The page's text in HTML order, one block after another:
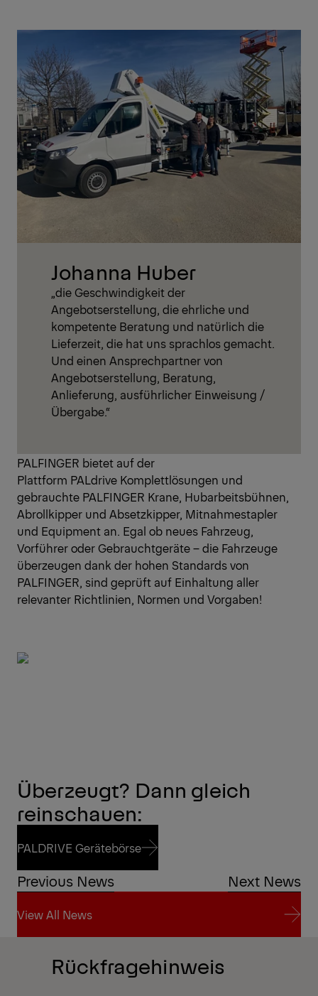
Johanna Huber
„die Geschwindigkeit der
Angebotserstellung, die ehrliche und
kompetente Beratung und natürlich die
Lieferzeit, die hat uns sprachlos gemacht.
Und einen Ansprechpartner von
Angebotserstellung, Beratung,
Anlieferung, ausführlicher Einweisung /
Übergabe.“
PALFINGER bietet auf der
Plattform PALdrive Komplettlösungen und
gebrauchte PALFINGER Krane, Hubarbeitsbühnen,
Abrollkipper und Absetzkipper, Mitnahmestapler
und Equipment an. Egal ob neues Fahrzeug,
Vorführer oder Gebrauchtgeräte – die Fahrzeuge
überzeugen dank der hohen Standards von
PALFINGER, sind geprüft auf Einhaltung aller
relevanter Richtlinien, Normen und Vorgaben!
Überzeugt? Dann gleich
reinschauen:
PALDRIVE Gerätebörse
PALDRIVE Gerätebörse
Previous News Next News
View All News
View All News
Rückfragehinweis